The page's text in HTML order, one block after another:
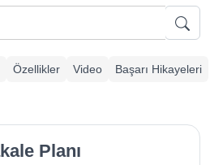
Özellikler Video Başarı Hikayeleri
Planı